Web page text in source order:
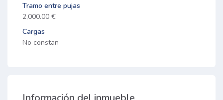
Tramo entre pujas
2,000.00 €
Cargas
No constan